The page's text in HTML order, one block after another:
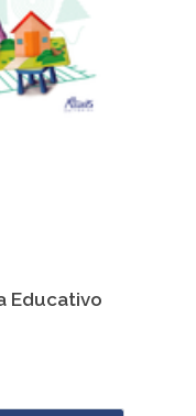
Educativo